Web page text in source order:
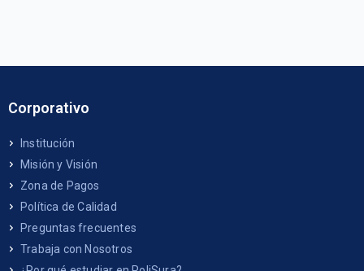
Corporativo
Institución
Misión y Visión
Zona de Pagos
Política de Calidad
Preguntas frecuentes
Trabaja con Nosotros